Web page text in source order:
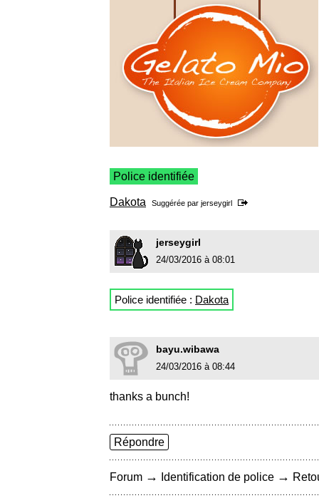
Police identifiée
Dakota Suggérée par jerseygirl
jerseygirl
24/03/2016 à 08:01
Police identifiée : Dakota
bayu.wibawa
24/03/2016 à 08:44
thanks a bunch!
Répondre
Forum → Identification de police →